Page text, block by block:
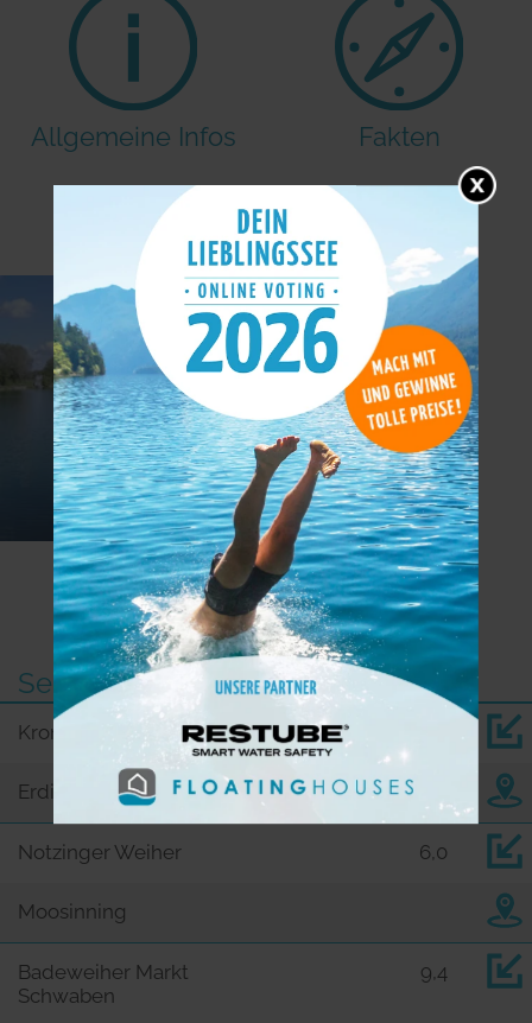
Allgemeine Infos Fakten
Bildergalerie
Weitere Seen in der Nähe
See
km
Kronthaler Weiher
Erding
Notzinger Weiher 6,0
Moosinning
Badeweiher Markt
Schwaben
9,4